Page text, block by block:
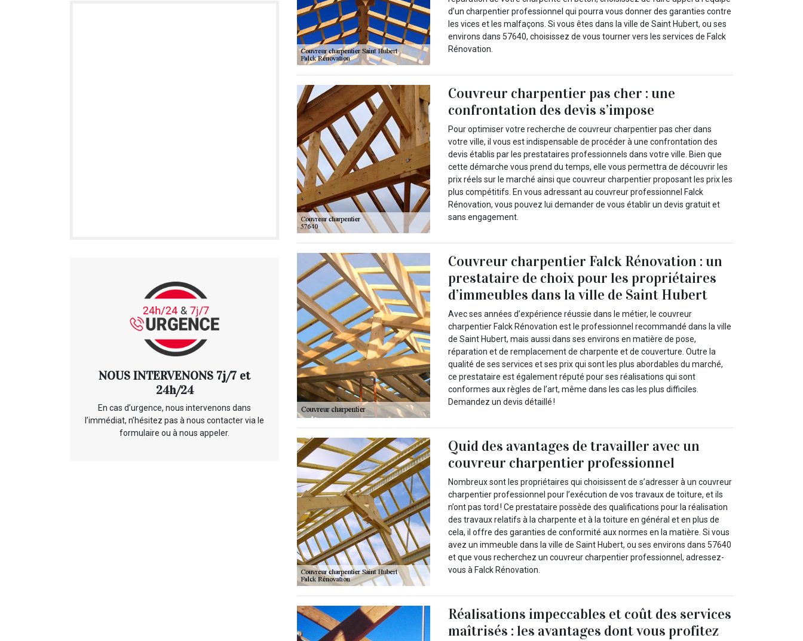
NOUS INTERVENONS 7j/7 et
24h/24
En cas d’urgence, nous intervenons dans
l’immédiat, n’hésitez pas à nous contacter via le
formulaire ou à nous appeler.
d’un charpentier professionnel qui pourra vous donner des garanties contre
les vices et les malfaçons. Si vous êtes dans la ville de Saint Hubert, ou ses
environs dans 57640, choisissez de vous tourner vers les services de Falck
Rénovation.
Couvreur charpentier pas cher : une
confrontation des devis s’impose
Pour optimiser votre recherche de couvreur charpentier pas cher dans
votre ville, il vous est indispensable de procéder à une confrontation des
devis établis par les prestataires professionnels dans votre ville. Bien que
cette démarche vous prend du temps, elle vous permettra de découvrir les
prix réels sur le marché ainsi que couvreur charpentier proposant les prix les
plus compétitifs. En vous adressant au couvreur professionnel Falck
Rénovation, vous pouvez lui demander de vous établir un devis gratuit et
sans engagement.
Couvreur charpentier Falck Rénovation : un
prestataire de choix pour les propriétaires
d’immeubles dans la ville de Saint Hubert
Avec ses années d’expérience réussie dans le métier, le couvreur
charpentier Falck Rénovation est le professionnel recommandé dans la ville
de Saint Hubert, mais aussi dans ses environs en matière de pose,
réparation et de remplacement de charpente et de couverture. Outre la
qualité de ses services et ses prix qui sont les plus abordables du marché,
ce prestataire est également réputé pour ses réalisations qui sont
conformes aux règles de l’art, même dans les cas les plus difficiles.
Demandez un devis détaillé !
Quid des avantages de travailler avec un
couvreur charpentier professionnel
Nombreux sont les propriétaires qui choisissent de s’adresser à un couvreur
charpentier professionnel pour l’exécution de vos travaux de toiture, et ils
n’ont pas tord ! Ce prestataire possède des qualifications pour la réalisation
des travaux relatifs à la charpente et à la toiture en général et en plus de
cela, il offre des garanties de conformité aux normes en la matière. Si vous
avez un immeuble dans la ville de Saint Hubert, ou ses environs dans 57640
et que vous recherchez un couvreur charpentier professionnel, adressez-
vous à Falck Rénovation.
Réalisations impeccables et coût des services
maîtrisés : les avantages dont vous profitez